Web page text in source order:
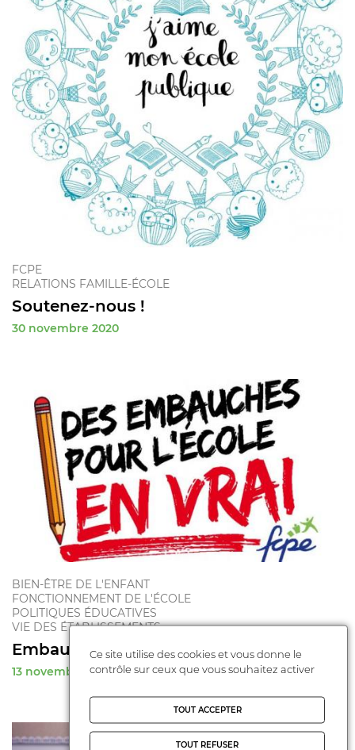
FCPE
RELATIONS FAMILLE-ÉCOLE
Soutenez-nous !
30 novembre 2020
BIEN-ÊTRE DE L'ENFANT
FONCTIONNEMENT DE L'ÉCOLE
POLITIQUES ÉDUCATIVES
VIE DES ÉTABLISSEMENTS
Embauchez
13 novembre 2020
Ce site utilise des cookies et vous donne le
contrôle sur ceux que vous souhaitez activer
TOUT ACCEPTER
TOUT REFUSER